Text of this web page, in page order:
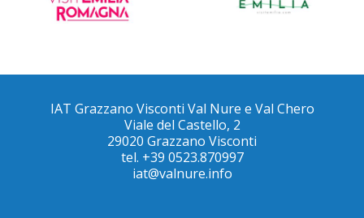
IAT Grazzano Visconti Val Nure e Val Chero
Viale del Castello, 2
29020 Grazzano Visconti
tel. +39 0523.870997
iat@valnure.info